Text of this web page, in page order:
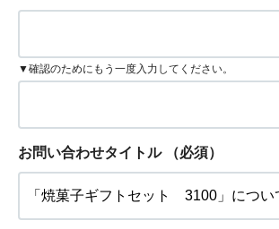
▼確認のためにもう一度入力してください。
お問い合わせタイトル （必須）